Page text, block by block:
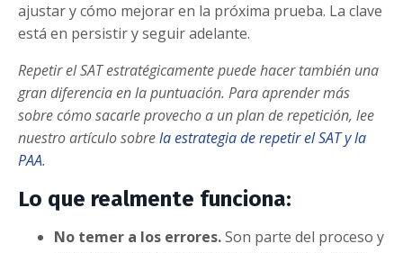
ajustar y cómo mejorar en la próxima prueba. La clave
está en persistir y seguir adelante.
Repetir el SAT estratégicamente puede hacer también una
gran diferencia en la puntuación. Para aprender más
sobre cómo sacarle provecho a un plan de repetición, lee
nuestro artículo sobrela estrategia de repetir el SAT y la
PAA.
Lo que realmente funciona:
No temer a los errores.Son parte del proceso y